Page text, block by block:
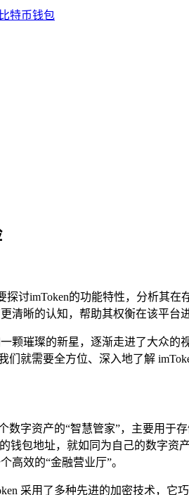
探讨imToken的功能特性，分析其
清晰的认知，帮助其权衡在该平
颗璀璨的新星，逐渐走进了大众的
就需要全方位、深入地了解
数字资产的“智慧管家”，主要用
钱包地址，就如同为自己的数字
高效的“金融营业厅”。
采用了多种先进的加密技术，